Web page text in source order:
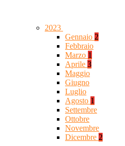
2023
Gennaio 2
Febbraio
Marzo 1
Aprile 3
Maggio
Giugno
Luglio
Agosto 1
Settembre
Ottobre
Novembre
Dicembre 2